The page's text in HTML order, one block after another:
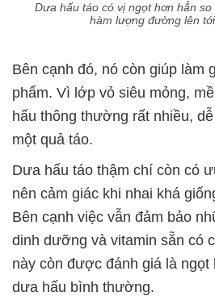
Dưa hấu táo có vị ngọt hơn hẳn
hàm lượng đường lên
Bên cạnh đó, nó còn giúp làm
phẩm. Vì lớp vỏ siêu mỏng,
hấu thông thường rất nhiều,
một quả táo.
Dưa hấu táo thậm chí còn có
nên cảm giác khi nhai khá
Bên cạnh việc vẫn đảm bảo
dinh dưỡng và vitamin sẵn có
này còn được đánh giá là
dưa hấu bình thường.